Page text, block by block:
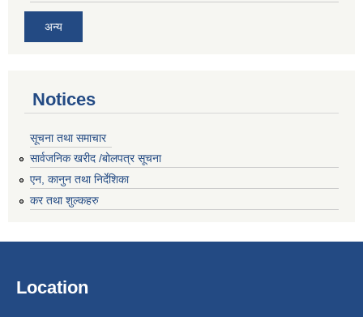
अन्य
Notices
सूचना तथा समाचार
सार्वजनिक खरीद /बोलपत्र सूचना
एन, कानुन तथा निर्देशिका
कर तथा शुल्कहरु
Location